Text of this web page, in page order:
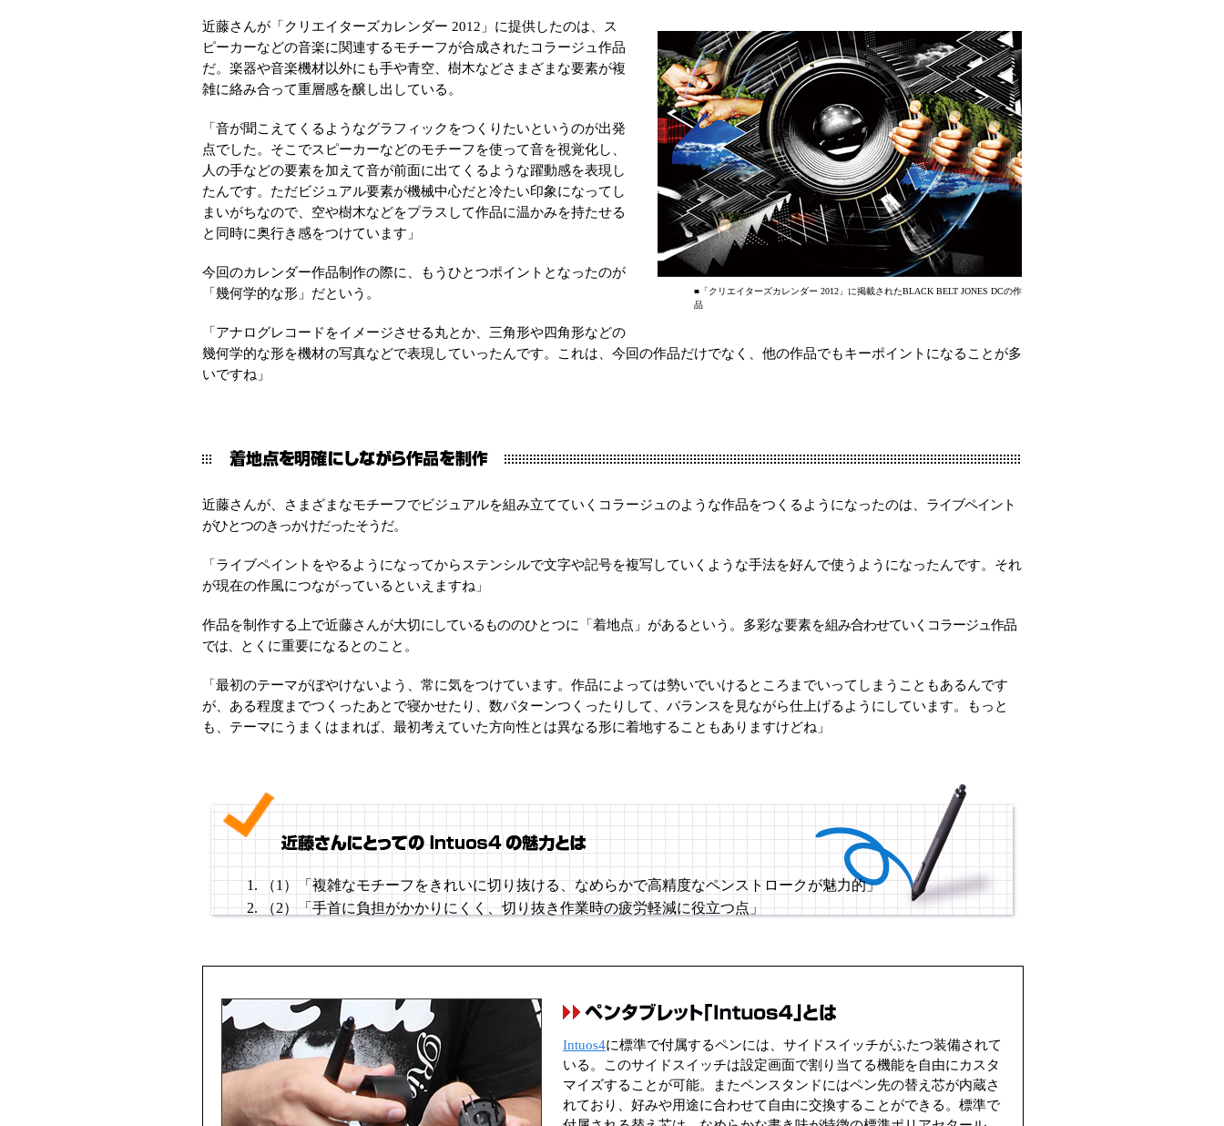
■「クリエイターズカレンダー 2012」に掲載されたBLACK BELT JONES DCの作
品
近藤さんが「クリエイターズカレンダー 2012」に提供したのは、ス
ピーカーなどの音楽に関連するモチーフが合成されたコラージュ作品
だ。楽器や音楽機材以外にも手や青空、樹木などさまざまな要素が複
雑に絡み合って重層感を醸し出している。
「音が聞こえてくるようなグラフィックをつくりたいというのが出発
点でした。そこでスピーカーなどのモチーフを使って音を視覚化し、
人の手などの要素を加えて音が前面に出てくるような躍動感を表現し
たんです。ただビジュアル要素が機械中心だと冷たい印象になってし
まいがちなので、空や樹木などをプラスして作品に温かみを持たせる
と同時に奥行き感をつけています」
今回のカレンダー作品制作の際に、もうひとつポイントとなったのが
「幾何学的な形」だという。
「アナログレコードをイメージさせる丸とか、三角形や四角形などの
幾何学的な形を機材の写真などで表現していったんです。これは、今回の作品だけでなく、他の作品でもキーポイントになることが多
いですね」
近藤さんが、さまざまなモチーフでビジュアルを組み立てていくコラージュのような作品をつくるようになったのは、 ライブペイント
がひとつのきっかけだったそうだ。
「ライブペイントをやるようになってからステンシルで文字や記号を複写していくような手法を好んで使うようになったんです。それ
が現在の作風につながっているといえますね」
作品を制作する上で近藤さんが大切にしているもののひとつに「着地点」があるという。多彩な要素を組み合わせていくコラージュ作品
では、
とくに重要になるとのこと。
「最初のテーマがぼやけないよう、常に気をつけています。作品によっては勢いでいけるところまでいってしまうこともあるんです
が、ある程度までつくったあとで寝かせたり、数パターンつくったりして、バランスを見ながら仕上げるようにしています。もっと
も、テーマにうまくはまれば、最初考えていた方向性とは異なる形に着地することもありますけどね」
（1）「複雑なモチーフをきれいに切り抜ける、なめらかで高精度なペンストロークが魅力的」
（2）「手首に負担がかかりにくく、切り抜き作業時の疲労軽減に役立つ点」
Intuos4に標準で付属するペンには、サイドスイッチがふたつ装備されて
いる。このサイドスイッチは設定画面で割り当てる機能を自由にカスタ
マイズすることが可能。またペンスタンドにはペン先の替え芯が内蔵さ
れており、好みや用途に合わせて自由に交換することができる。標準で